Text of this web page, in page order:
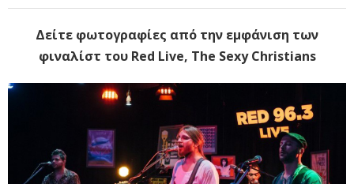
Δείτε φωτογραφίες από την εμφάνιση των
φιναλίστ του Red Live, The Sexy Christians